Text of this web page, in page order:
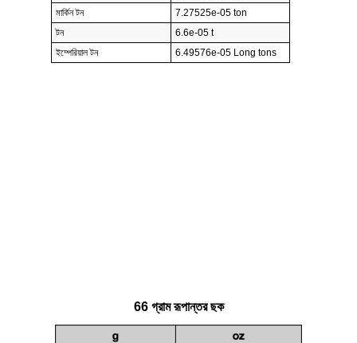
মার্কিন টন
7.27525e-05 ton
টন
6.6e-05 t
ইম্পেরিয়াল টন
6.49576e-05 Long tons
66 গ্রাম রূপান্তর ছক